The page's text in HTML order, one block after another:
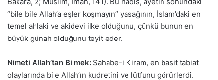
“bile bile Allah’a eşler koşmayın” yasağının, İslam’daki en
temel ahlaki ve akidevi ilke olduğunu, çünkü bunun en
büyük günah olduğunu teyit eder.
Nimeti Allah’tan Bilmek: Sahabe-i Kiram, en basit tabiat
olaylarında bile Allah’ın kudretini ve lütfunu görürlerdi.